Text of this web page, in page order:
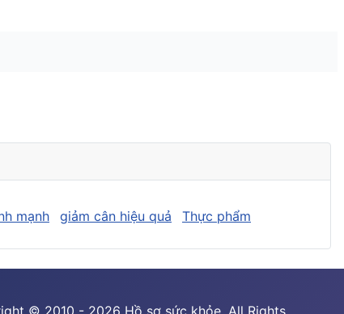
mạnh giảm cân hiệu quả Thực phẩm